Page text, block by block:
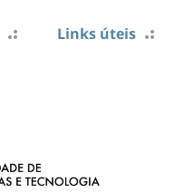
Links úteis